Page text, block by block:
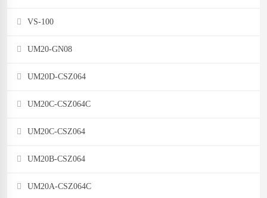
VS-100
UM20-GN08
UM20D-CSZ064
UM20C-CSZ064C
UM20C-CSZ064
UM20B-CSZ064
UM20A-CSZ064C